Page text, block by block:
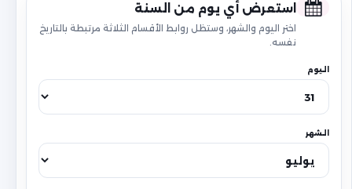
استعرض أي يوم من السنة
اختر اليوم والشهر، وستظل روابط الأقسام الثلاثة مرتبطة بالتاريخ
نفسه.
اليوم
الشهر